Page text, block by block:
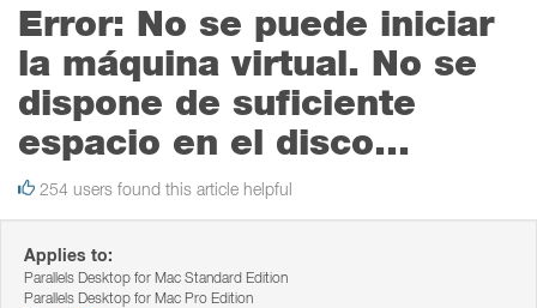
Error: No se puede iniciar
la máquina virtual. No se
dispone de suficiente
espacio en el disco...
254 users found this article helpful
Applies to:
Parallels Desktop for Mac Standard Edition
Parallels Desktop for Mac Pro Edition